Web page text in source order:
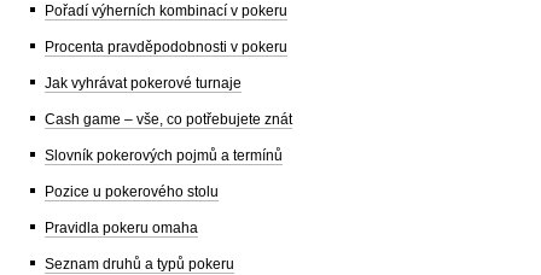
Pořadí výherních kombinací v pokeru
Procenta pravděpodobnosti v pokeru
Jak vyhrávat pokerové turnaje
Cash game – vše, co potřebujete znát
Slovník pokerových pojmů a termínů
Pozice u pokerového stolu
Pravidla pokeru omaha
Seznam druhů a typů pokeru